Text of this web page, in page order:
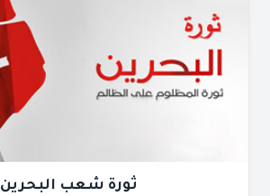
ثورة شعب البحرين